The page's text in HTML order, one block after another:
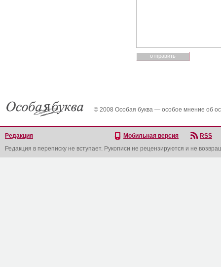
© 2008 Особая буква — особое мнение об
Редакция Мобильная версия
RSS
Редакция в переписку не вступает. Рукописи не рецензируются и не